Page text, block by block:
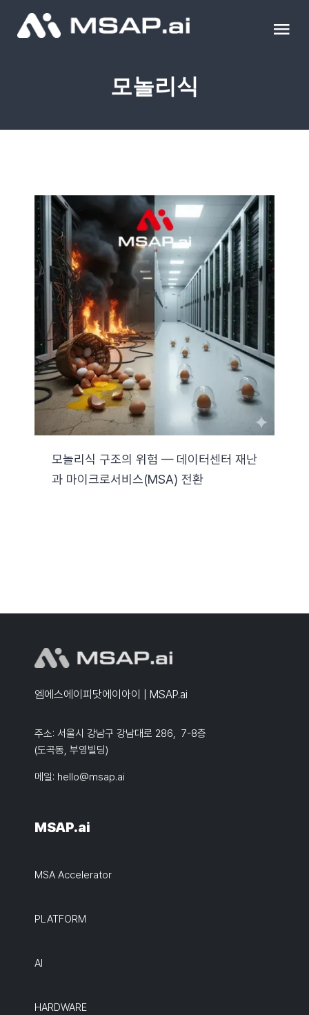
조달물품
교육
이벤트 & 세미나
블로그
자료실
기술지원
Search
모놀리식
모놀리식 구조의 위험 — 데이터센터 재난
과 마이크로서비스(MSA) 전환
엠에스에이피닷에이아이 | MSAP.ai
주소: 서울시 강남구 강남대로 286, 7-8층
(도곡동, 부영빌딩)
메일: hello@msap.ai
MSAP.ai
MSA Accelerator
PLATFORM
AI
HARDWARE